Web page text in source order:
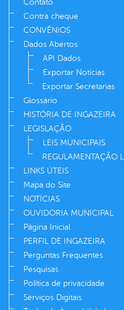
Contato
Contra cheque
CONVÊNIOS
Dados Abertos
API Dados
Exportar Notícias
Exportar Secretarias
Glossário
HISTÓRIA DE INGAZEIRA
LEGISLAÇÃO
LEIS MUNICIPAIS
REGULAMENTAÇÃO
LINKS ÚTEIS
Mapa do Site
NOTÍCIAS
OUVIDORIA MUNICIPAL
Página Inicial
PERFIL DE INGAZEIRA
Perguntas Frequentes
Pesquisas
Política de privacidade
Serviços Digitais